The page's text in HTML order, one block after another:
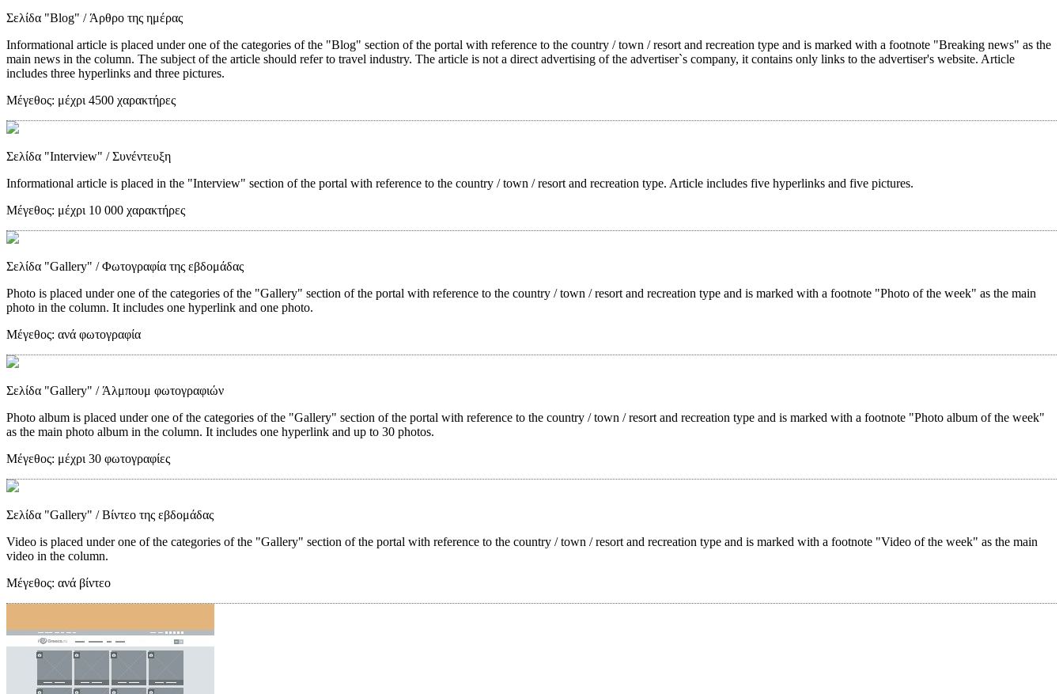
Σελίδα "Blog" / Άρθρο της ημέρας
Informational article is placed under one of the categories of the "Blog" section of the portal with reference to the country / town / resort and recreation type and is marked with a footnote "Breaking news" as the
main news in the column. The subject of the article should refer to travel industry. The article is not a direct advertising of the advertiser`s company, it contains only links to the advertiser's website. Article
includes three hyperlinks and three pictures.
Μέγεθος: μέχρι 4500 χαρακτήρες
Σελίδα "Interview" / Συνέντευξη
Informational article is placed in the "Interview" section of the portal with reference to the country / town / resort and recreation type. Article includes five hyperlinks and five pictures.
Μέγεθος: μέχρι 10 000 χαρακτήρες
Σελίδα "Gallery" / Φωτογραφία της εβδομάδας
Photo is placed under one of the categories of the "Gallery" section of the portal with reference to the country / town / resort and recreation type and is marked with a footnote "Photo of the week" as the main
photo in the column. It includes one hyperlink and one photo.
Μέγεθος: ανά φωτογραφία
Σελίδα "Gallery" / Άλμπουμ φωτογραφιών
Photo album is placed under one of the categories of the "Gallery" section of the portal with reference to the country / town / resort and recreation type and is marked with a footnote "Photo album of the week"
as the main photo album in the column. It includes one hyperlink and up to 30 photos.
Μέγεθος: μέχρι 30 φωτογραφίες
Σελίδα "Gallery" / Βίντεο της εβδομάδας
Video is placed under one of the categories of the "Gallery" section of the portal with reference to the country / town / resort and recreation type and is marked with a footnote "Video of the week" as the main
video in the column.
Μέγεθος: ανά βίντεο